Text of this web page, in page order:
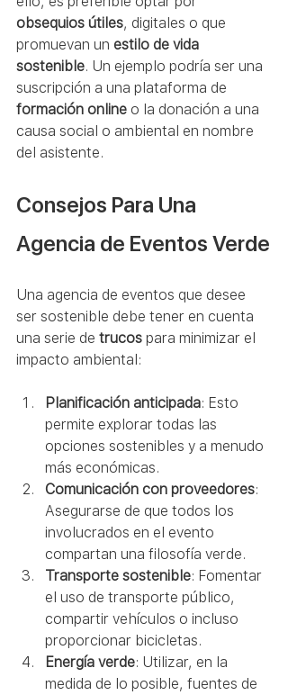
obsequios útiles, digitales o que
promuevan un estilo de vida
sostenible. Un ejemplo podría ser una
suscripción a una plataforma de
formación online o la donación a una
causa social o ambiental en nombre
del asistente.
Consejos Para Una
Agencia de Eventos Verde
Una agencia de eventos que desee
ser sostenible debe tener en cuenta
una serie de trucos para minimizar el
impacto ambiental:
Planificación anticipada: Esto
permite explorar todas las
opciones sostenibles y a menudo
más económicas.
Comunicación con proveedores:
Asegurarse de que todos los
involucrados en el evento
compartan una filosofía verde.
Transporte sostenible: Fomentar
el uso de transporte público,
compartir vehículos o incluso
proporcionar bicicletas.
Energía verde: Utilizar, en la
medida de lo posible, fuentes de